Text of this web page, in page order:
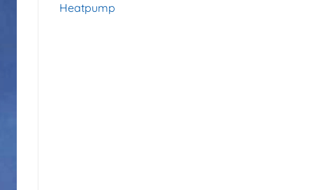
Heatpump